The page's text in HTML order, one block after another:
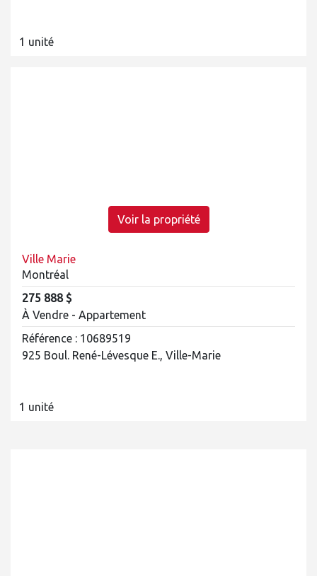
1 unité
Voir la propriété
Ville Marie
Montréal
275 888 $
À Vendre - Appartement
Référence : 10689519
925 Boul. René-Lévesque E., Ville-Marie
1 unité